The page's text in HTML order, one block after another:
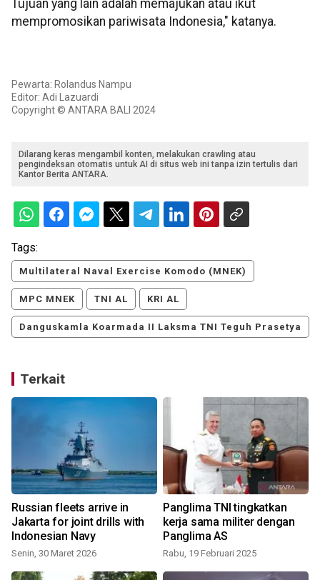
Tujuan yang lain adalah memajukan atau ikut
mempromosikan pariwisata Indonesia," katanya.
Pewarta: Rolandus Nampu
Editor: Adi Lazuardi
Copyright © ANTARA BALI 2024
Dilarang keras mengambil konten, melakukan crawling atau
pengindeksan otomatis untuk AI di situs web ini tanpa izin tertulis dari
Kantor Berita ANTARA.
Tags:
Multilateral Naval Exercise Komodo (MNEK)
MPC MNEK TNI AL KRI AL
Danguskamla Koarmada II Laksma TNI Teguh Prasetya
Terkait
Russian fleets arrive in
Jakarta for joint drills with
Indonesian Navy
Senin, 30 Maret 2026
Panglima TNI tingkatkan
kerja sama militer dengan
Panglima AS
Rabu, 19 Februari 2025